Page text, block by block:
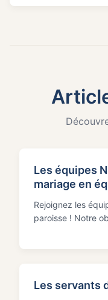
Les équipes
mariage en
Rejoignez les
paroisse ! Notre
Les servants